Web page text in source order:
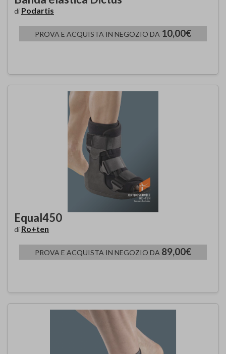
di Podartis
PROVA E ACQUISTA IN NEGOZIO DA 10,00€
Equal450
di Ro+ten
PROVA E ACQUISTA IN NEGOZIO DA 89,00€